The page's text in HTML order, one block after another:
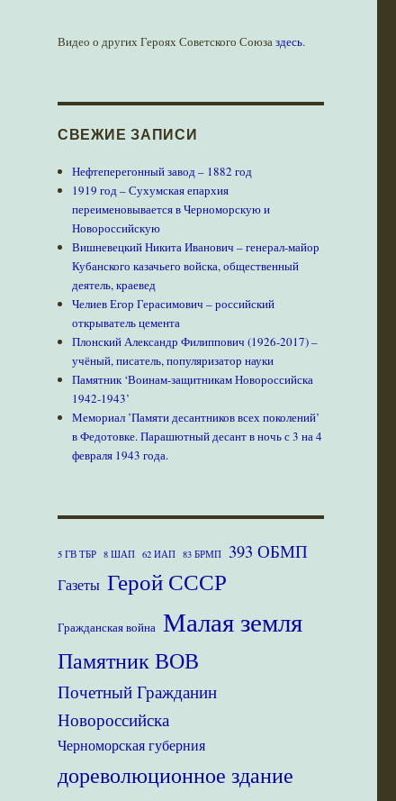
Видео о других Героях Советского Союзаздесь.
СВЕЖИЕ ЗАПИСИ
Нефтеперегонный завод – 1882 год
1919 год – Сухумская епархия
переименовывается в Черноморскую и
Новороссийскую
Вишневецкий Никита Иванович – генерал-майор
Кубанского казачьего войска, общественный
деятель, краевед
Челиев Егор Герасимович – российский
открыватель цемента
Плонский Александр Филиппович (1926-2017) –
учёный, писатель, популяризатор науки
Памятник ‘Воинам-защитникам Новороссийска
1942-1943’
Мемориал ’Памяти десантников всех поколений’
в Федотовке. Парашютный десант в ночь с 3 на 4
февраля 1943 года.
5 ГВ ТБР 8 ШАП 62 ИАП 83 БРМП 393 ОБМП
Газеты Герой СССР
Гражданская война Малая земля
Памятник ВОВ
Почетный Гражданин
Новороссийска
Черноморская губерния
дореволюционное здание